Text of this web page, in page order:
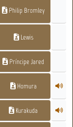
Philip Bromley
Lewis
Príncipe Jared
Homura
Kurakuda